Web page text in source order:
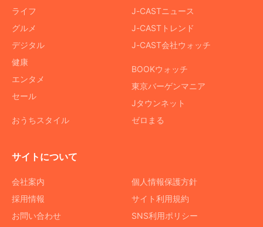
ライフ
グルメ
デジタル
健康
エンタメ
セール
おうちスタイル
J-CASTニュース
J-CASTトレンド
J-CAST会社ウォッチ
BOOKウォッチ
東京バーゲンマニア
Jタウンネット
ゼロまる
サイトについて
会社案内
採用情報
お問い合わせ
個人情報保護方針
サイト利用規約
SNS利用ポリシー